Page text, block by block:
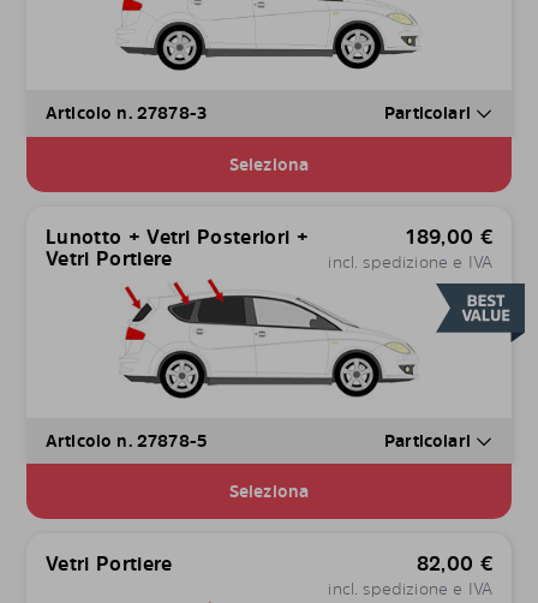
Articolo n. 27878-3 Particolari
Seleziona
Lunotto + Vetri Posteriori +
Vetri Portiere
189,00 €
incl. spedizione e IVA
Articolo n. 27878-5 Particolari
Seleziona
Vetri Portiere 82,00 €
incl. spedizione e IVA